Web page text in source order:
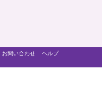
お問い合わせ
ヘルプ